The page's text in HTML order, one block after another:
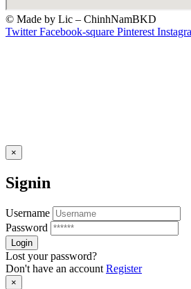
© Made by Lic – ChinhNamBKD
Twitter Facebook-square Pinterest
×
Signin
Username
Password
Lost your password?
Don't have an account Register
×